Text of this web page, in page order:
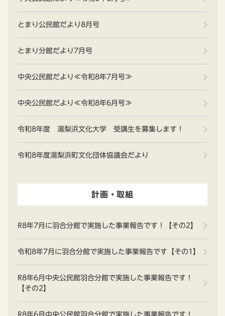
とまり公民館だより8月号
とまり分館だより7月号
中央公民館だより≪令和8年7月号≫
中央公民館だより≪令和8年6月号≫
令和8年度 湯梨浜文化大学 受講生を募集します！
令和8年度湯梨浜町文化団体協議会だより
計画・取組
R8年7月に羽合分館で実施した事業報告です！【その2】
令和8年7月に羽合分館で実施した事業報告です【その1】
R8年6月中央公民館羽合分館で実施した事業報告です！
【その2】